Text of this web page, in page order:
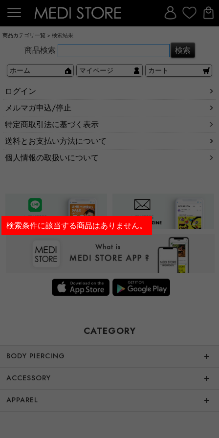
商品カテゴリ一覧 > 検索結果
検索条件に該当する商品はありません。
商品検索
ホーム マイページ カート
ログイン
メルマガ申込/停止
特定商取引法に基づく表示
送料とお支払い方法について
個人情報の取扱いについて
CATEGORY
BODY PIERCING
ACCESSORY
APPAREL